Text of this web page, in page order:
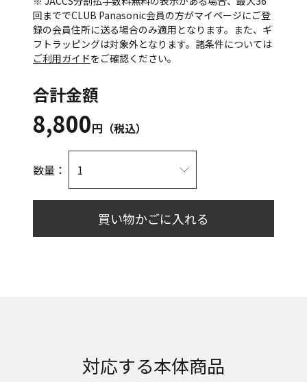
回まででCLUB Panasonic会員の方がマイページにご登
録の会員住所に送る場合のみ適用となります。また、ギ
フトラッピングは対象外となります。諸条件については
ご利用ガイドをご確認ください。
合計金額
8,800円（税込）
数量：
買い物かごに入れる
対応する本体商品